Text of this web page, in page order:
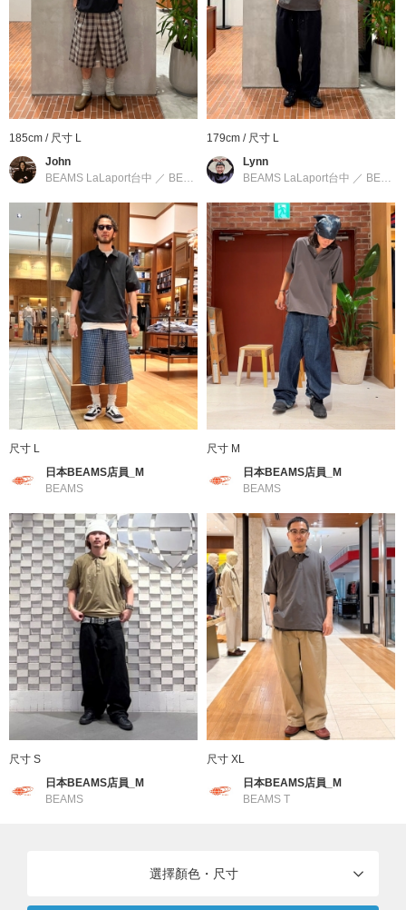
【寬鬆剪裁】
肩寬與身寬皆保有充裕空間的輪廓。並非單純寬大，而是透過層次
感讓整體維持俐落，兼具時尚感與舒適度的尺寸平衡為其特徵。
■材質
使用輕量且通氣性出色的網眼狀機能材質。具備高彈性與吸水速乾
性，即便在容易流汗的季節也不易感到黏膩，穿著感十分舒適。
BEAMS
創立於1976年的男裝休閒支線。以BASIC & EXCITING"的主題詮
釋追求日常中舒適的穿著。加入了各種世界趨勢流行元素，以運動
裝、工作裝、軍裝等休閒服飾為基礎，結合美式學院風、搖滾、街
頭等混合穿搭。提案出屬於BEAMS的美式休閒文化風格。
到店詢問時請告知店員下方的商品編號
商品編號：11-02-0593-286
» 聯絡我們
分類 ： 襯衫・罩衫 ＞Polo衫
尺寸 ： S、M、L、XL
素材 ：
本體：聚酯纖維100% 羅紋部分：聚酯纖維98% 彈
性纖維2%
產地 中國製造
185cm / 尺寸 L
John
BEAMS LaLaport台中 ／ BEAMS
179cm / 尺寸 L
Lynn
BEAMS LaLaport台中 ／ BEAMS
尺寸 L
日本BEAMS店員_M
BEAMS
尺寸 M
日本BEAMS店員_M
BEAMS
尺寸 S
日本BEAMS店員_M
BEAMS
尺寸 XL
日本BEAMS店員_M
BEAMS T
選擇顏色・尺寸